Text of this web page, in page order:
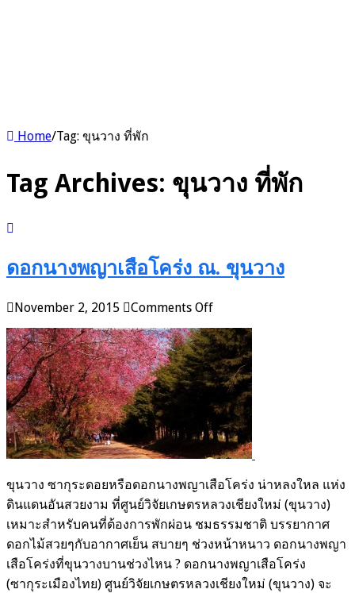
Home/Tag: ขุนวาง ที่พัก
Tag Archives: ขุนวาง ที่พัก
ดอกนางพญาเสือโคร่ง ณ. ขุนวาง
November 2, 2015 Comments Offon
ดอก
นางพญา
เสือ
โคร่ง
ณ.
ขุน
วาง
ขุนวาง ซากุระดอยหรือดอกนางพญาเสือโคร่ง น่าหลงใหล แห่ง
ดินแดนอันสวยงาม ที่ศูนย์วิจัยเกษตรหลวงเชียงใหม่ (ขุนวาง)
เหมาะสำหรับคนที่ต้องการพักผ่อน ชมธรรมชาติ บรรยากาศ
ดอกไม้สวยๆกับอากาศเย็น สบายๆ ช่วงหน้าหนาว ดอกนางพญา
เสือโคร่งที่ขุนวางบานช่วงไหน ? ดอกนางพญาเสือโคร่ง
(ซากุระเมืองไทย) ศูนย์วิจัยเกษตรหลวงเชียงใหม่ (ขุนวาง) จะ